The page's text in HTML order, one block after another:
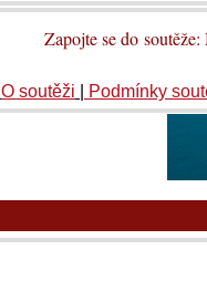
Zapojte se do
O soutěži Podmínky